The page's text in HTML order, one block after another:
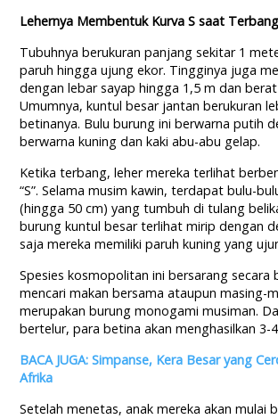
Lehernya Membentuk Kurva S saat Terbang
Tubuhnya berukuran panjang sekitar 1
paruh hingga ujung ekor. Tingginya juga
dengan lebar sayap hingga 1,5 m dan
Umumnya, kuntul besar jantan berukuran
betinanya. Bulu burung ini berwarna putih
berwarna kuning dan kaki abu-abu gelap.
Ketika terbang, leher mereka terlihat
“S”. Selama musim kawin, terdapat bulu-
(hingga 50 cm) yang tumbuh di tulang
burung kuntul besar terlihat mirip dengan
saja mereka memiliki paruh kuning yang
Spesies kosmopolitan ini bersarang secara
mencari makan bersama ataupun masing-
merupakan burung monogami musiman.
bertelur, para betina akan menghasilkan 3-
BACA JUGA: Simpanse, Kera Besar yang
Afrika
Setelah menetas, anak mereka akan mulai